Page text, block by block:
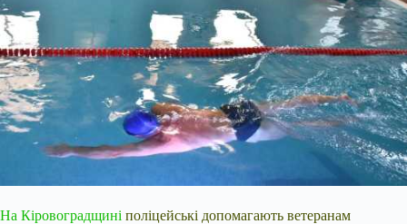
На Кіровоградщині поліцейські допомагають ветеранам